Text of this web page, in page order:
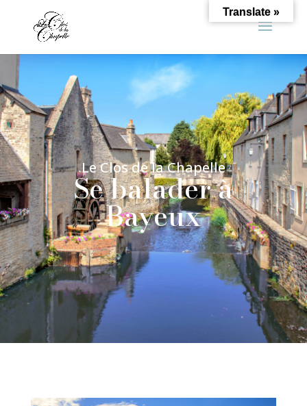
Le Clos de la Chapelle
Se balader à
Bayeux
Translate »